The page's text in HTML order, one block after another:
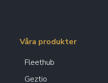
Våra produkter
Fleethub
Geztio